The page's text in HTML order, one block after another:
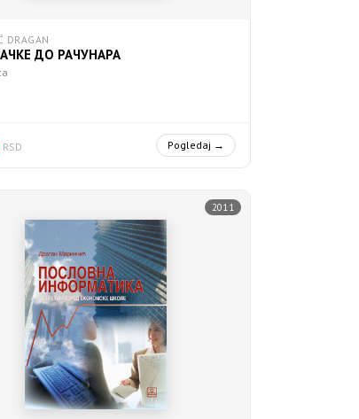
DRAGAN
ДО РАЧУНАРА
RSD Pogledaj →
2011